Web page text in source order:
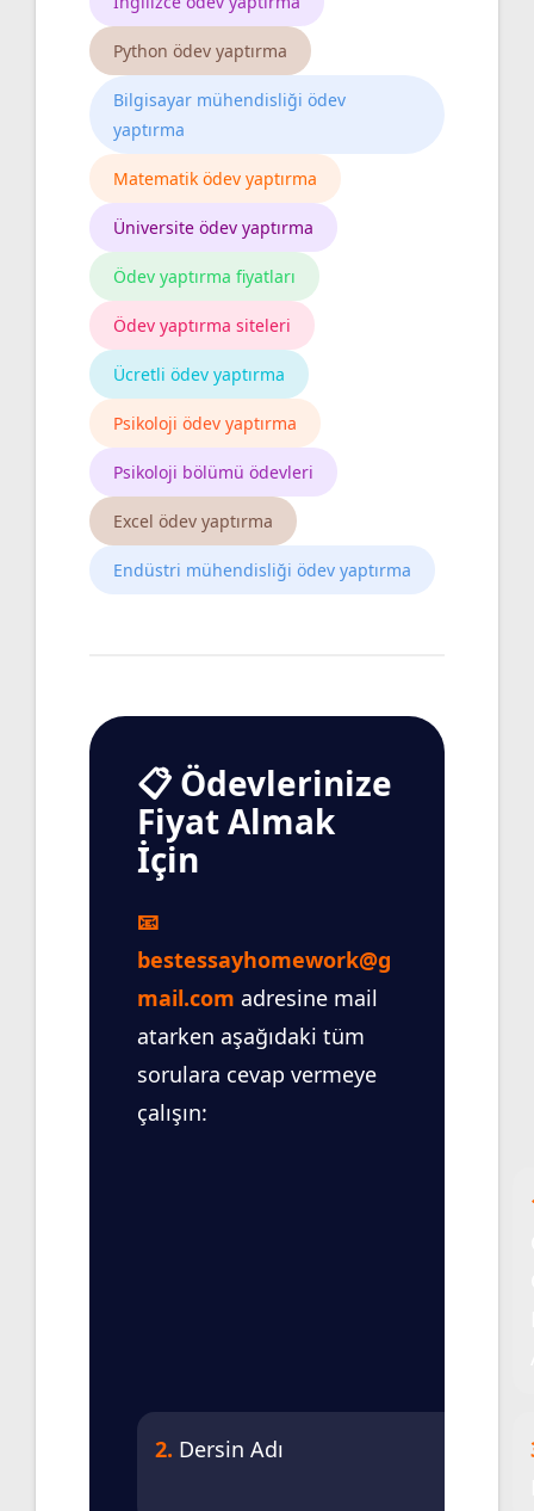
Python ödev yaptırma
Bilgisayar mühendisliği ödev
yaptırma
Matematik ödev yaptırma
Üniversite ödev yaptırma
Ödev yaptırma fiyatları
Ödev yaptırma siteleri
Ücretli ödev yaptırma
Psikoloji ödev yaptırma
Psikoloji bölümü ödevleri
Excel ödev yaptırma
Endüstri mühendisliği ödev yaptırma
📋 Ödevlerinize
Fiyat Almak
İçin
📧
bestessayhomework@g
mail.com adresine mail
atarken aşağıdaki tüm
sorulara cevap vermeye
çalışın:
2. Dersin Adı